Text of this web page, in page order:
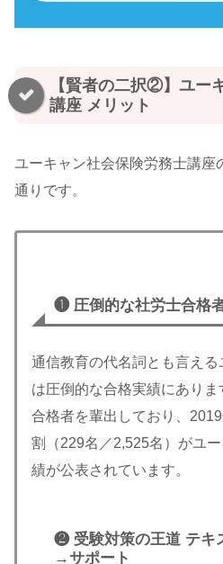
【賢者の二択②】ユー
講座 メリット
ユーキャン社会保険労務士講座
通りです。
❶ 圧倒的な社労士合格
通信教育の代名詞とも言え
は圧倒的な合格実績にあり
合格者を輩出しており、
割（229名／2,525名）がユ
績が公表されています。
❷ 受験対策の王道 テ
→サポート